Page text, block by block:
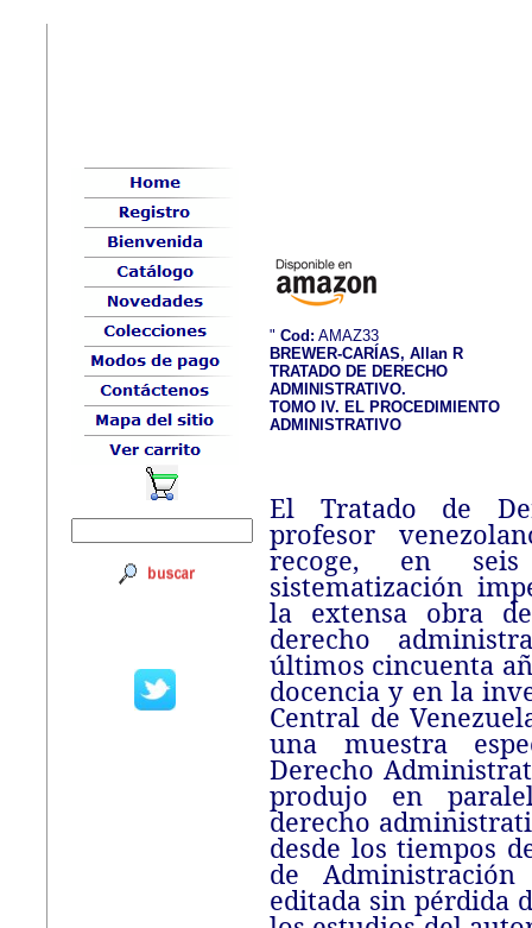
" Cod: AMAZ33
BREWER-CARÍAS, Allan R
TRATADO DE DERECHO
ADMINISTRATIVO.
TOMO IV. EL PROCEDIMIENTO
ADMINISTRATIVO
El Tratado de
profesor
recoge, en
sistematización
la extensa obra
derecho
últimos cincuenta
docencia y en la
Central de
una muestra
Derecho
produjo en
derecho
desde los tiempos
de
editada sin pérdida